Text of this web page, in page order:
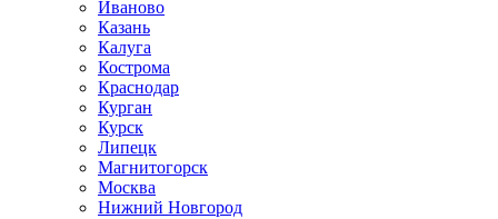
Иваново
Казань
Калуга
Кострома
Краснодар
Курган
Курск
Липецк
Магнитогорск
Москва
Нижний Новгород